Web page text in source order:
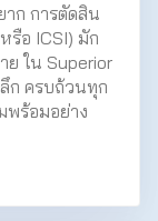
ก การตัดสิน
รือ ICSI) มัก
ย ใน Superior
ลึก ครบถ้วนทุก
พร้อมอย่าง